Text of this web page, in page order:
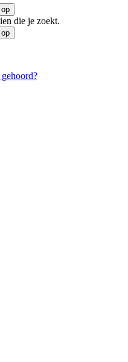
die je zoekt.